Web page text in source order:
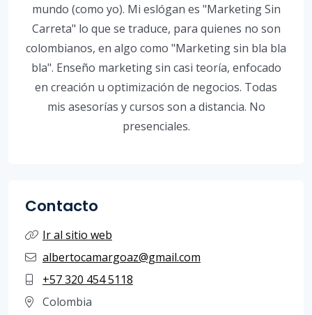
mundo (como yo). Mi eslógan es "Marketing Sin
Carreta" lo que se traduce, para quienes no son
colombianos, en algo como "Marketing sin bla bla
bla". Enseño marketing sin casi teoría, enfocado
en creación u optimización de negocios. Todas
mis asesorías y cursos son a distancia. No
presenciales.
Contacto
Ir al sitio web
albertocamargoaz@gmail.com
+57 320 454 5118
Colombia